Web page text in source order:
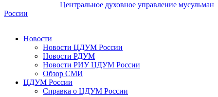
Центральное духовное управление мусульман
России
Новости
Новости ЦДУМ России
Новости РДУМ
Новости РИУ ЦДУМ России
Обзор СМИ
ЦДУМ России
Справка о ЦДУМ России